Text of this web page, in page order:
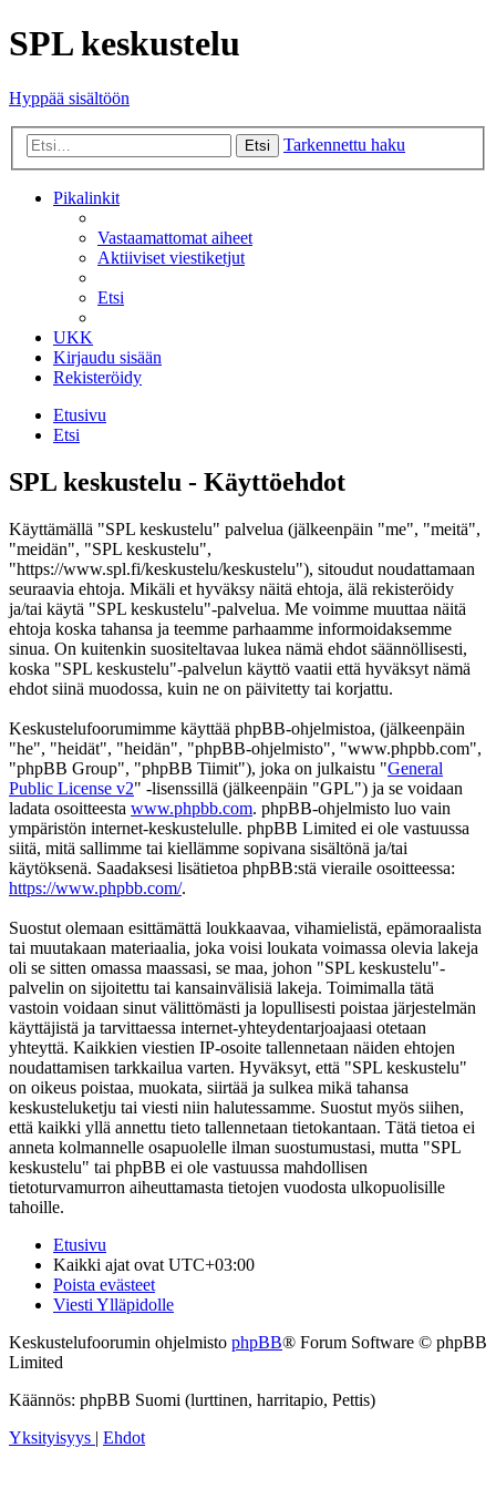
SPL keskustelu
Hyppää sisältöön
Etsi Tarkennettu haku
Pikalinkit
Vastaamattomat aiheet
Aktiiviset viestiketjut
Etsi
UKK
Kirjaudu sisään
Rekisteröidy
Etusivu
Etsi
SPL keskustelu - Käyttöehdot
Käyttämällä "SPL keskustelu" palvelua (jälkeenpäin "me", "meitä",
"meidän", "SPL keskustelu",
"https://www.spl.fi/keskustelu/keskustelu"), sitoudut noudattamaan
seuraavia ehtoja. Mikäli et hyväksy näitä ehtoja, älä rekisteröidy
ja/tai käytä "SPL keskustelu"-palvelua. Me voimme muuttaa näitä
ehtoja koska tahansa ja teemme parhaamme informoidaksemme
sinua. On kuitenkin suositeltavaa lukea nämä ehdot säännöllisesti,
koska "SPL keskustelu"-palvelun käyttö vaatii että hyväksyt nämä
ehdot siinä muodossa, kuin ne on päivitetty tai korjattu.
Keskustelufoorumimme käyttää phpBB-ohjelmistoa, (jälkeenpäin
"he", "heidät", "heidän", "phpBB-ohjelmisto", "www.phpbb.com",
"phpBB Group", "phpBB Tiimit"), joka on julkaistu "General
Public License v2" -lisenssillä (jälkeenpäin "GPL") ja se voidaan
ladata osoitteesta www.phpbb.com. phpBB-ohjelmisto luo vain
ympäristön internet-keskustelulle. phpBB Limited ei ole vastuussa
siitä, mitä sallimme tai kiellämme sopivana sisältönä ja/tai
käytöksenä. Saadaksesi lisätietoa phpBB:stä vieraile osoitteessa:
https://www.phpbb.com/.
Suostut olemaan esittämättä loukkaavaa, vihamielistä, epämoraalista
tai muutakaan materiaalia, joka voisi loukata voimassa olevia lakeja
oli se sitten omassa maassasi, se maa, johon "SPL keskustelu"-
palvelin on sijoitettu tai kansainvälisiä lakeja. Toimimalla tätä
vastoin voidaan sinut välittömästi ja lopullisesti poistaa järjestelmän
käyttäjistä ja tarvittaessa internet-yhteydentarjoajaasi otetaan
yhteyttä. Kaikkien viestien IP-osoite tallennetaan näiden ehtojen
noudattamisen tarkkailua varten. Hyväksyt, että "SPL keskustelu"
on oikeus poistaa, muokata, siirtää ja sulkea mikä tahansa
keskusteluketju tai viesti niin halutessamme. Suostut myös siihen,
että kaikki yllä annettu tieto tallennetaan tietokantaan. Tätä tietoa ei
anneta kolmannelle osapuolelle ilman suostumustasi, mutta "SPL
keskustelu" tai phpBB ei ole vastuussa mahdollisen
tietoturvamurron aiheuttamasta tietojen vuodosta ulkopuolisille
tahoille.
Etusivu
Kaikki ajat ovat UTC+03:00
Poista evästeet
Viesti Ylläpidolle
Keskustelufoorumin ohjelmisto phpBB® Forum Software © phpBB
Limited
Käännös: phpBB Suomi (lurttinen, harritapio, Pettis)
Yksityisyys | Ehdot